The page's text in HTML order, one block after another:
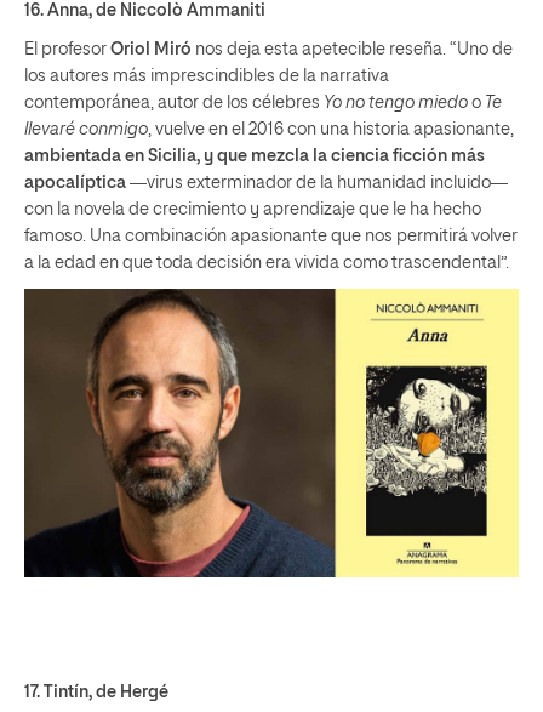
16. Anna, de Niccolò Ammaniti
El profesor Oriol Miró nos deja esta apetecible reseña. “Uno de
los autores más imprescindibles de la narrativa
contemporánea, autor de los célebres Yo no tengo miedo o Te
llevaré conmigo, vuelve en el 2016 con una historia apasionante,
ambientada en Sicilia, y que mezcla la ciencia ficción más
apocalíptica ―virus exterminador de la humanidad incluido―
con la novela de crecimiento y aprendizaje que le ha hecho
famoso. Una combinación apasionante que nos permitirá volver
a la edad en que toda decisión era vivida como trascendental”.
17. Tintín, de Hergé